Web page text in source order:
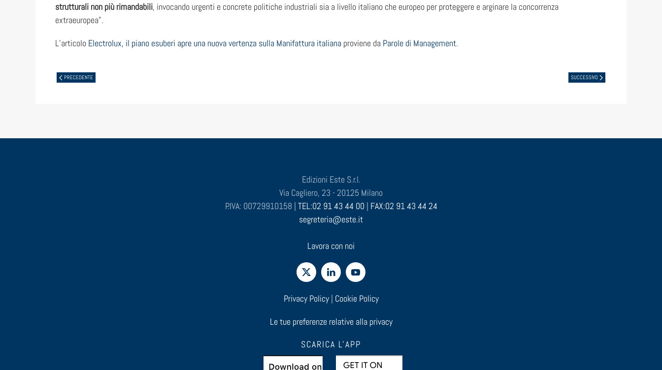
strutturali non più rimandabili, invocando urgenti e concrete politiche industriali sia a livello italiano che europeo per proteggere e arginare la concorrenza
extraeuropea”.
L’articolo Electrolux, il piano esuberi apre una nuova vertenza sulla Manifattura italiana proviene da Parole di Management.
PRECEDENTE SUCCESSIVO
Edizioni Este S.r.l.
Via Cagliero, 23 - 20125 Milano
P.IVA: 00729910158 | TEL:02 91 43 44 00 | FAX:02 91 43 44 24
segreteria@este.it
Lavora con noi
Privacy Policy| Cookie Policy
Le tue preferenze relative alla privacy
SCARICA L'APP